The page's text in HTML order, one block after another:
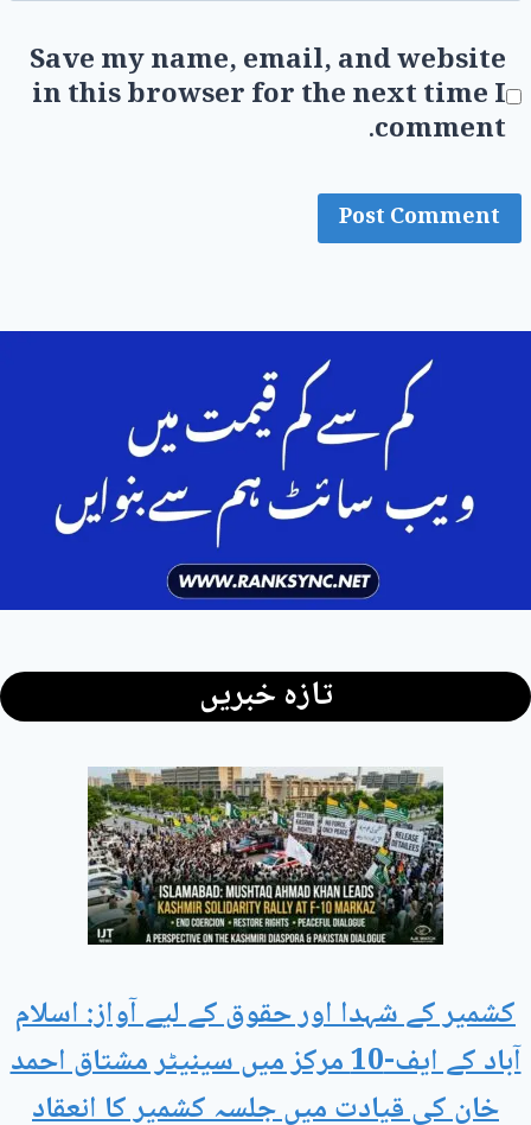
Save my name, email, and website
in this browser for the next time I
comment.
تازہ خبریں
کشمیر کے شہدا اور حقوق کے لیے آواز: اسلام
آباد کے ایف-10 مرکز میں سینیٹر مشتاق احمد
خان کی قیادت میں جلسہ کشمیر کا انعقاد